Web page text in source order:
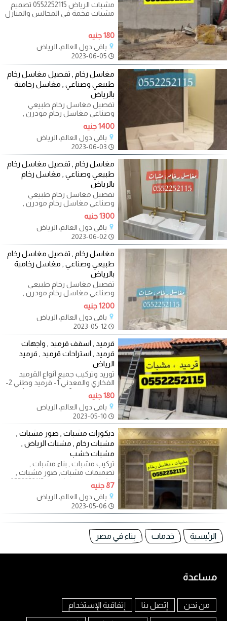
مشبات الرياض 0552252115 تصميم
مشبات فخمة في المجالس والمنازل
, تصميمات مشبات حديثة وتناسب
جميع
180 جنيه
باقي دول العالم، الرياض
مغاسل رخام , تفصيل مغاسل رخام
طبيعي وصناعي , مغاسل رخامية
بالرياض
تفصيل مغاسل رخام طبيعي
وصناعي مغاسل رخام مودرن ,
مغاسل رجال , مغاسل حريم ,
مغاسل ضيوف تفصيل
1400 جنيه
باقي دول العالم، الرياض
مغاسل رخام , تفصيل مغاسل رخام
طبيعي وصناعي , مغاسل رخام
بالرياض
تفصيل مغاسل رخام طبيعي
وصناعي مغاسل رخام مودرن ,
مغاسل رجال , مغاسل حريم ,
مغاسل ضيوف تفصيل
1300 جنيه
باقي دول العالم، الرياض
مغاسل رخام , تفصيل مغاسل رخام
طبيعي وصناعي , مغاسل رخامية
بالرياض
تفصيل مغاسل رخام طبيعي
وصناعي مغاسل رخام مودرن ,
مغاسل رجال , مغاسل حريم ,
مغاسل ضيوف تفصيل
1200 جنيه
باقي دول العالم، الرياض
قرميد , اسقف قرميد , واجهات
قرميد , استراحات قرميد , قرميد
الرياض
توريد وتركيب جميع أنواع القرميد
الفخاري والمعدني 1- قرميد وطني 2-
قرميد اسباني 3-قرميد ايطالي 4-
180 جنيه
باقي دول العالم، الرياض
ديكورات مشبات , صور مشبات ,
مشبات رخام , مشبات الرياض ,
مشبات خشب
تركيب مشبات , بناء مشبات ,
تصميمات مشبات, صور مشبات ,
مشبات رخام , مشبات , 0552252115
تنفيذ ديكورات
87 جنيه
باقي دول العالم، الرياض
الرئيسية خدمات بناء في مصر
مساعدة
من نحن إتصل بنا إتفاقية الإستخدام